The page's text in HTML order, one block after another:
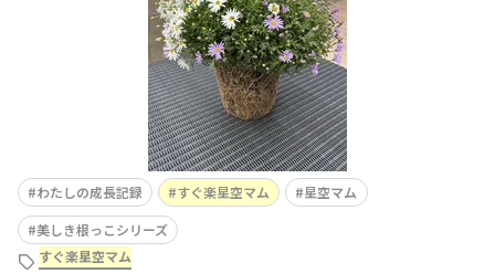
わたしの成長記録 すぐ楽星空マム
星空マム
美しき根っこシリーズ
すぐ楽星空マム